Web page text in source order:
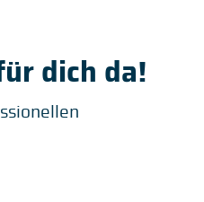
dich da!